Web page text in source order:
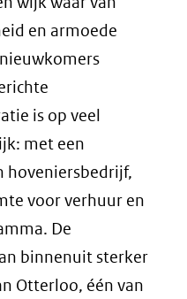
en armoede
is op veel
met een
hoveniersbedrijf,
voor verhuur en
De
binnenuit sterker
Otterloo, één van